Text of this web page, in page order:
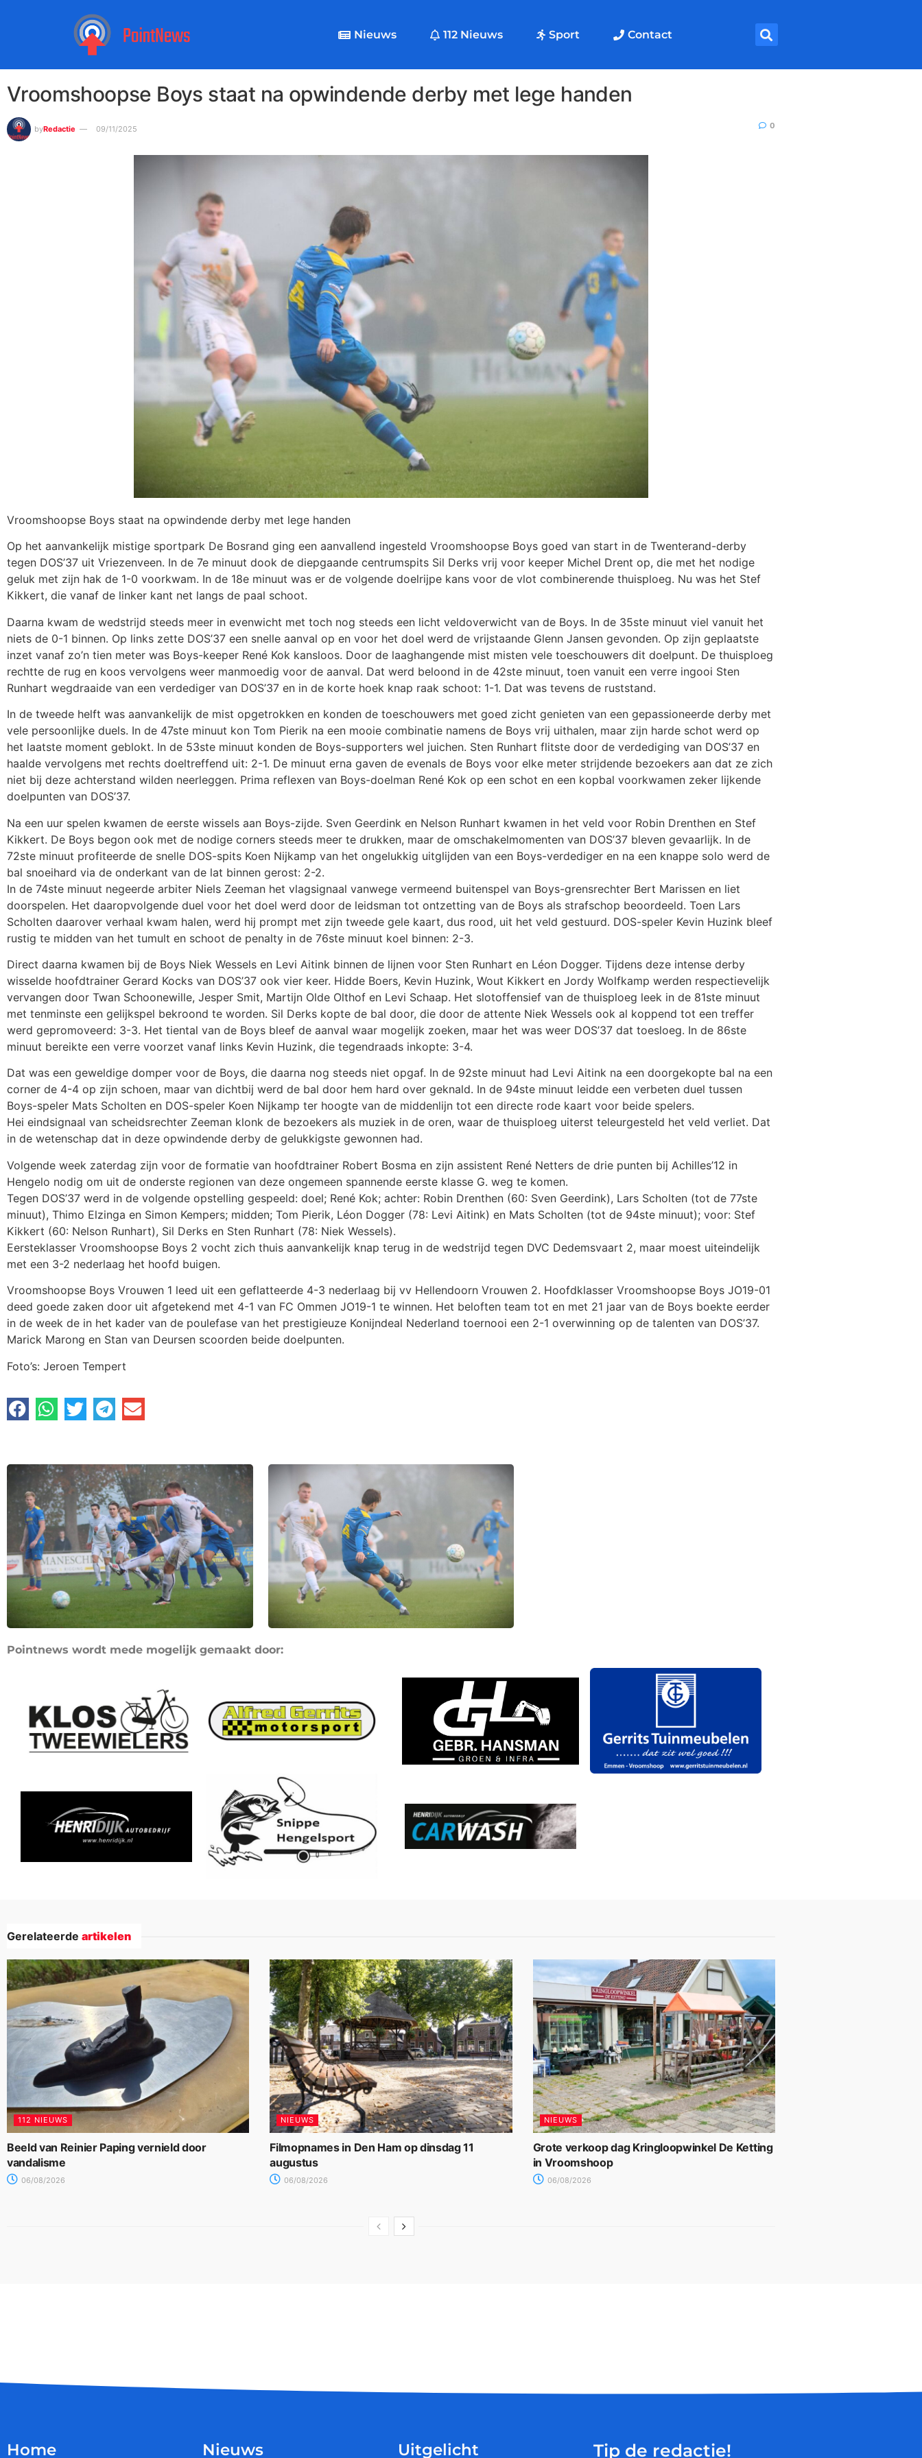
Nieuws 112 Nieuws Sport Contact
Vroomshoopse Boys staat na opwindende derby met lege handen
byRedactie 09/11/2025 0
Vroomshoopse Boys staat na opwindende derby met lege handen
Op het aanvankelijk mistige sportpark De Bosrand ging een aanvallend ingesteld Vroomshoopse Boys goed van start in de Twenterand-derby
tegen DOS’37 uit Vriezenveen. In de 7e minuut dook de diepgaande centrumspits Sil Derks vrij voor keeper Michel Drent op, die met het nodige
geluk met zijn hak de 1-0 voorkwam. In de 18e minuut was er de volgende doelrijpe kans voor de vlot combinerende thuisploeg. Nu was het Stef
Kikkert, die vanaf de linker kant net langs de paal schoot.
Daarna kwam de wedstrijd steeds meer in evenwicht met toch nog steeds een licht veldoverwicht van de Boys. In de 35ste minuut viel vanuit het
niets de 0-1 binnen. Op links zette DOS’37 een snelle aanval op en voor het doel werd de vrijstaande Glenn Jansen gevonden. Op zijn geplaatste
inzet vanaf zo’n tien meter was Boys-keeper René Kok kansloos. Door de laaghangende mist misten vele toeschouwers dit doelpunt. De thuisploeg
rechtte de rug en koos vervolgens weer manmoedig voor de aanval. Dat werd beloond in de 42ste minuut, toen vanuit een verre ingooi Sten
Runhart wegdraaide van een verdediger van DOS’37 en in de korte hoek knap raak schoot: 1-1. Dat was tevens de ruststand.
In de tweede helft was aanvankelijk de mist opgetrokken en konden de toeschouwers met goed zicht genieten van een gepassioneerde derby met
vele persoonlijke duels. In de 47ste minuut kon Tom Pierik na een mooie combinatie namens de Boys vrij uithalen, maar zijn harde schot werd op
het laatste moment geblokt. In de 53ste minuut konden de Boys-supporters wel juichen. Sten Runhart flitste door de verdediging van DOS’37 en
haalde vervolgens met rechts doeltreffend uit: 2-1. De minuut erna gaven de evenals de Boys voor elke meter strijdende bezoekers aan dat ze zich
niet bij deze achterstand wilden neerleggen. Prima reflexen van Boys-doelman René Kok op een schot en een kopbal voorkwamen zeker lijkende
doelpunten van DOS’37.
Na een uur spelen kwamen de eerste wissels aan Boys-zijde. Sven Geerdink en Nelson Runhart kwamen in het veld voor Robin Drenthen en Stef
Kikkert. De Boys begon ook met de nodige corners steeds meer te drukken, maar de omschakelmomenten van DOS’37 bleven gevaarlijk. In de
72ste minuut profiteerde de snelle DOS-spits Koen Nijkamp van het ongelukkig uitglijden van een Boys-verdediger en na een knappe solo werd de
bal snoeihard via de onderkant van de lat binnen gerost: 2-2.
In de 74ste minuut negeerde arbiter Niels Zeeman het vlagsignaal vanwege vermeend buitenspel van Boys-grensrechter Bert Marissen en liet
doorspelen. Het daaropvolgende duel voor het doel werd door de leidsman tot ontzetting van de Boys als strafschop beoordeeld. Toen Lars
Scholten daarover verhaal kwam halen, werd hij prompt met zijn tweede gele kaart, dus rood, uit het veld gestuurd. DOS-speler Kevin Huzink bleef
rustig te midden van het tumult en schoot de penalty in de 76ste minuut koel binnen: 2-3.
Direct daarna kwamen bij de Boys Niek Wessels en Levi Aitink binnen de lijnen voor Sten Runhart en Léon Dogger. Tijdens deze intense derby
wisselde hoofdtrainer Gerard Kocks van DOS’37 ook vier keer. Hidde Boers, Kevin Huzink, Wout Kikkert en Jordy Wolfkamp werden respectievelijk
vervangen door Twan Schoonewille, Jesper Smit, Martijn Olde Olthof en Levi Schaap. Het slotoffensief van de thuisploeg leek in de 81ste minuut
met tenminste een gelijkspel bekroond te worden. Sil Derks kopte de bal door, die door de attente Niek Wessels ook al koppend tot een treffer
werd gepromoveerd: 3-3. Het tiental van de Boys bleef de aanval waar mogelijk zoeken, maar het was weer DOS’37 dat toesloeg. In de 86ste
minuut bereikte een verre voorzet vanaf links Kevin Huzink, die tegendraads inkopte: 3-4.
Dat was een geweldige domper voor de Boys, die daarna nog steeds niet opgaf. In de 92ste minuut had Levi Aitink na een doorgekopte bal na een
corner de 4-4 op zijn schoen, maar van dichtbij werd de bal door hem hard over geknald. In de 94ste minuut leidde een verbeten duel tussen
Boys-speler Mats Scholten en DOS-speler Koen Nijkamp ter hoogte van de middenlijn tot een directe rode kaart voor beide spelers.
Hei eindsignaal van scheidsrechter Zeeman klonk de bezoekers als muziek in de oren, waar de thuisploeg uiterst teleurgesteld het veld verliet. Dat
in de wetenschap dat in deze opwindende derby de gelukkigste gewonnen had.
Volgende week zaterdag zijn voor de formatie van hoofdtrainer Robert Bosma en zijn assistent René Netters de drie punten bij Achilles’12 in
Hengelo nodig om uit de onderste regionen van deze ongemeen spannende eerste klasse G. weg te komen.
Tegen DOS’37 werd in de volgende opstelling gespeeld: doel; René Kok; achter: Robin Drenthen (60: Sven Geerdink), Lars Scholten (tot de 77ste
minuut), Thimo Elzinga en Simon Kempers; midden; Tom Pierik, Léon Dogger (78: Levi Aitink) en Mats Scholten (tot de 94ste minuut); voor: Stef
Kikkert (60: Nelson Runhart), Sil Derks en Sten Runhart (78: Niek Wessels).
Eersteklasser Vroomshoopse Boys 2 vocht zich thuis aanvankelijk knap terug in de wedstrijd tegen DVC Dedemsvaart 2, maar moest uiteindelijk
met een 3-2 nederlaag het hoofd buigen.
Vroomshoopse Boys Vrouwen 1 leed uit een geflatteerde 4-3 nederlaag bij vv Hellendoorn Vrouwen 2. Hoofdklasser Vroomshoopse Boys JO19-01
deed goede zaken door uit afgetekend met 4-1 van FC Ommen JO19-1 te winnen. Het beloften team tot en met 21 jaar van de Boys boekte eerder
in de week de in het kader van de poulefase van het prestigieuze Konijndeal Nederland toernooi een 2-1 overwinning op de talenten van DOS’37.
Marick Marong en Stan van Deursen scoorden beide doelpunten.
Foto’s: Jeroen Tempert
Pointnews wordt mede mogelijk gemaakt door:
Gerelateerde artikelen
112 NIEUWS
Beeld van Reinier Paping vernield door
vandalisme
06/08/2026
NIEUWS
Filmopnames in Den Ham op dinsdag 11
augustus
06/08/2026
NIEUWS
Grote verkoop dag Kringloopwinkel De Ketting
in Vroomshoop
06/08/2026
Home Nieuws Uitgelicht Tip de redactie!